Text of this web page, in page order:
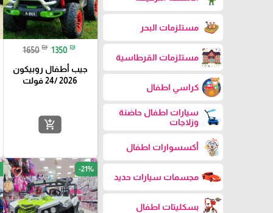
مستلزمات البحر
مستلزمات القرطاسية
كراسي اطفال
سيارات اطفال حاضنة
وزلاجات
أكسسوارات اطفال
مجسمات سيارات حديد
بسكليتات اطفال
1650 ₪ 1350 ₪
جيب أطفال روبيكون
2026 /24 فولت
add_shopping_cart
favorite_border -21%